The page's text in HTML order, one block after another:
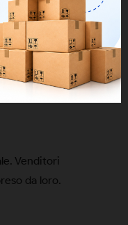
veloce e ben seguita
Venditori
da loro.